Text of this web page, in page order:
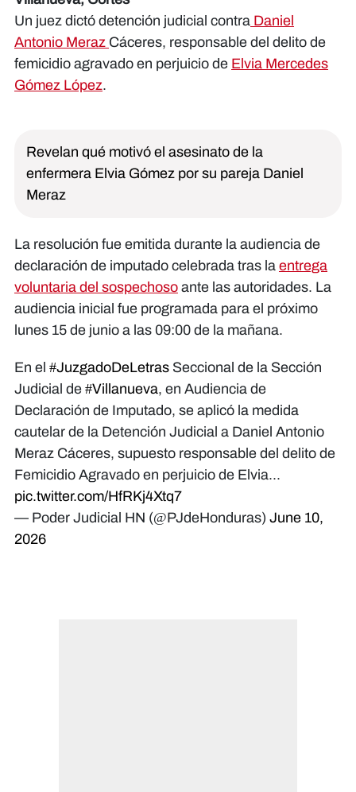
Un juez dictó detención judicial contra Daniel
Antonio Meraz Cáceres, responsable del delito de
femicidio agravado en perjuicio de Elvia Mercedes
Gómez López.
Revelan qué motivó el asesinato de la
enfermera Elvia Gómez por su pareja Daniel
Meraz
La resolución fue emitida durante la audiencia de
declaración de imputado celebrada tras la entrega
voluntaria del sospechoso ante las autoridades. La
audiencia inicial fue programada para el próximo
lunes 15 de junio a las 09:00 de la mañana.
En el #JuzgadoDeLetras Seccional de la Sección
Judicial de #Villanueva, en Audiencia de
Declaración de Imputado, se aplicó la medida
cautelar de la Detención Judicial a Daniel Antonio
Meraz Cáceres, supuesto responsable del delito de
Femicidio Agravado en perjuicio de Elvia...
pic.twitter.com/HfRKj4Xtq7
— Poder Judicial HN (@PJdeHonduras) June 10,
2026